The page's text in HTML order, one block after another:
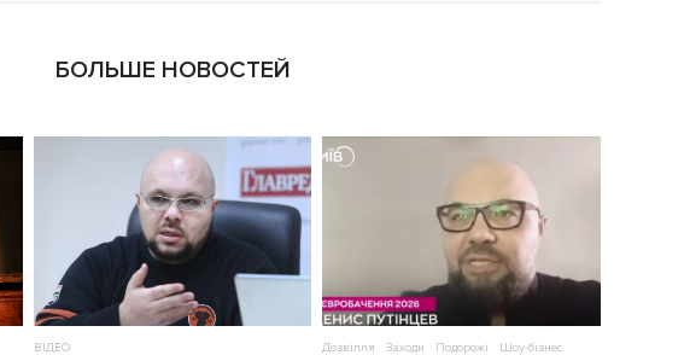
БОЛЬШЕ НОВОСТЕЙ
ВІДЕО Дозвілля Заходи Подорожі Шоу-бізнес